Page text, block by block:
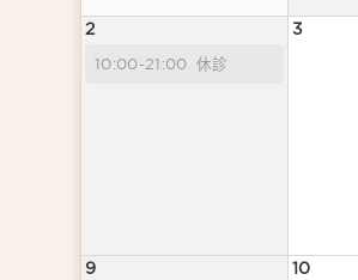
2 3
10:00-21:00 休診
9 10